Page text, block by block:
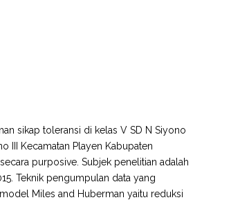
sikap toleransi di kelas V SD N Siyono
III Kecamatan Playen Kabupaten
purposive. Subjek penelitian adalah
Teknik pengumpulan data yang
Miles and Huberman yaitu reduksi